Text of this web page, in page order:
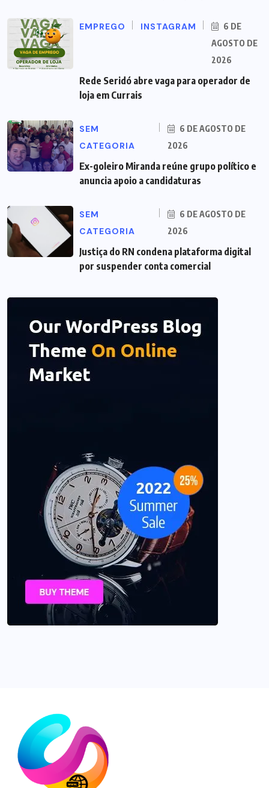
EMPREGO INSTAGRAM
6 DE
AGOSTO DE
2026
Rede Seridó abre vaga para operador de
loja em Currais
SEM
CATEGORIA
6 DE AGOSTO DE
2026
Ex-goleiro Miranda reúne grupo político e
anuncia apoio a candidaturas
SEM
CATEGORIA
6 DE AGOSTO DE
2026
Justiça do RN condena plataforma digital
por suspender conta comercial